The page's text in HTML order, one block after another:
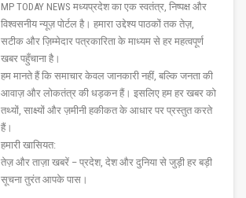
MP TODAY NEWS मध्यप्रदेश का एक स्वतंत्र, निष्पक्ष और
विश्वसनीय न्यूज़ पोर्टल है। हमारा उद्देश्य पाठकों तक तेज़,
सटीक और ज़िम्मेदार पत्रकारिता के माध्यम से हर महत्वपूर्ण
खबर पहुँचाना है।
हम मानते हैं कि समाचार केवल जानकारी नहीं, बल्कि जनता की
आवाज़ और लोकतंत्र की धड़कन हैं। इसलिए हम हर खबर को
तथ्यों, साक्ष्यों और ज़मीनी हकीकत के आधार पर प्रस्तुत करते
हैं।
हमारी खासियत:
तेज़ और ताज़ा खबरें – प्रदेश, देश और दुनिया से जुड़ी हर बड़ी
सूचना तुरंत आपके पास।